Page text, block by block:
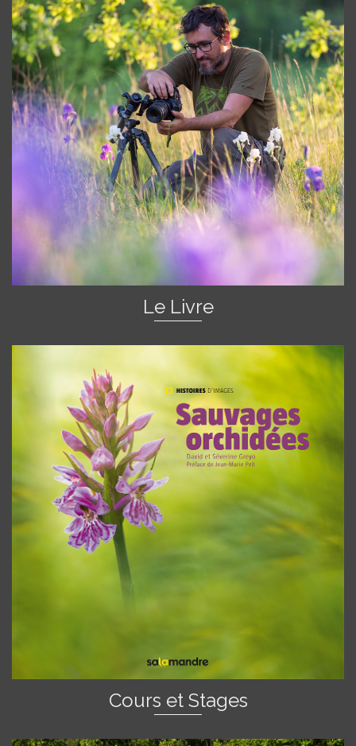
Le Livre
Cours et Stages